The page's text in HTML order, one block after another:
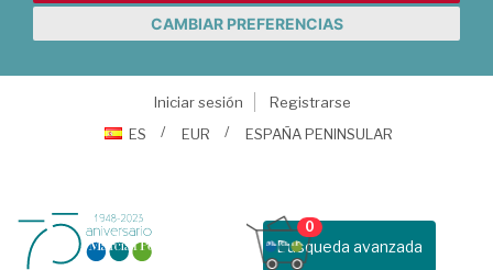
CAMBIAR PREFERENCIAS
Iniciar sesión
Registrarse
ES
EUR ESPAÑA PENINSULAR
Busqueda avanzada
0